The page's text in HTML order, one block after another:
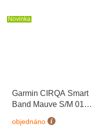
Novinka
Garmin CIRQA Smart
Band Mauve S/M 010-
objednáno